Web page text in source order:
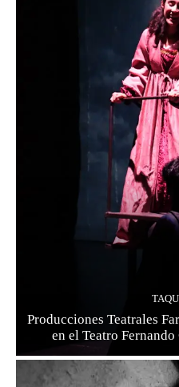
Producciones Teatrales
en el Teatro